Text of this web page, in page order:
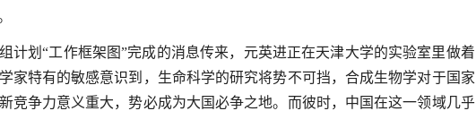
计划“工作框架图”完成的消息传来，元英进正在天津大学的实验室里做着
家特有的敏感意识到，生命科学的研究将势不可挡，合成生物学对于国家
竞争力意义重大，势必成为大国必争之地。而彼时，中国在这一领域几乎